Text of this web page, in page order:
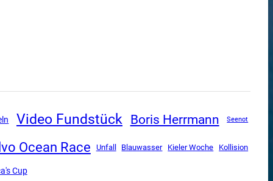
Video Fundstück Boris Herrmann Seenot
Ocean Race Unfall Blauwasser Kieler Woche Kollision
Cup